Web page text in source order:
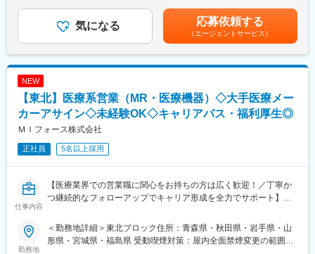
■どなたでもキャッチアップが可能な環境です！：
文理問わず一から学べる環境を整えているため、専門知識は入社
後に身に付ける意欲があれば問題ございません。 社員の活躍事例
についての詳細は、是非こちらのURLも併せてご覧ください。
https://healthcarecareerpark.iqvia.com/
■夜勤なし！日勤・土日祝休みで働き方改善・ワークライフバラン
スの両立が叶う！
■明確な評価制度あり！自身の成果や頑張りが客観的に評価され、
年収に反映されます。また、在籍年数が増えると永年勤続報奨金
や四半期一時金などの手当もアップします。つまり、やりがいや
《丁寧な研修・支援体制で成長を応援！》
入社後は2カ月間の研修制度がありますので、未経験の方も安心し
てご応募ください！同期社員と一緒に集中的に研修を行い、その
後配属先に応じた製品研修を行います。
※配属は入社後に確定する予定です。
様々な研修をご用意しています。
志向性やその時の環境に応じてや「１つの領域で専門性を高め
る」「幅広い疾患をカバーできるオールラウンダーになる」「本
動・四半期一時金：10万円（四半期に1回、10万円程度支給）※た
だし支給条件有。他、永続勤務報奨金（3年勤務5万円支給、5年
勤務10万円…）ございます。賃金はあくまでも目安の金額であ
り、選考を通じて上下する可能性があります。月給(月額)は固定手
当を含めた表記です。
気になる 応募依頼する
（エージェントサービス）
NEW
【東北】医療系営業（MR・医療機器）◇大手医療メー
カーアサイン◇未経験OK◇キャリアパス・福利厚生◎
ＭＩフォース株式会社
正社員 5名以上採用
仕事内容
【医療業界での営業職に関心をお持ちの方は広く歓迎！／丁寧か
つ継続的なフォローアップでキャリア形成を全力でサポート】
■業務内容：
医療系総合職として製薬メーカーや医療機器メーカー等業務を委
勤務地
＜勤務地詳細＞東北ブロック住所：青森県・秋田県・岩手県・山
形県・宮城県・福島県 受動喫煙対策：屋内全面禁煙変更の範囲：